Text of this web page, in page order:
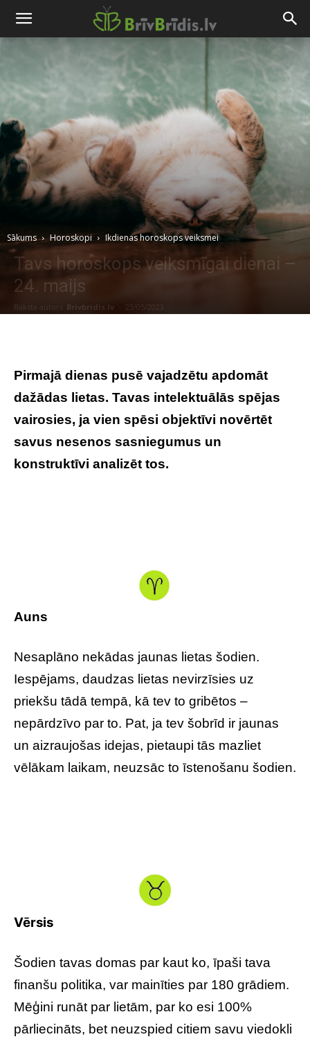
Sākums Horoskopi Ikdienas horoskops veiksmei
Tavs horoskops veiksmīgai dienai –
24. maijs
Raksta autors Brivbridis.lv 23/05/2023
Pirmajā dienas pusē vajadzētu apdomāt
dažādas lietas. Tavas intelektuālās spējas
vairosies, ja vien spēsi objektīvi novērtēt
savus nesenos sasniegumus un
konstruktīvi analizēt tos.
Auns
Nesaplāno nekādas jaunas lietas šodien.
Iespējams, daudzas lietas nevirzīsies uz
priekšu tādā tempā, kā tev to gribētos –
nepārdzīvo par to. Pat, ja tev šobrīd ir jaunas
un aizraujošas idejas, pietaupi tās mazliet
vēlākam laikam, neuzsāc to īstenošanu šodien.
Vērsis
Šodien tavas domas par kaut ko, īpaši tava
finanšu politika, var mainīties par 180 grādiem.
Mēģini runāt par lietām, par ko esi 100%
pārliecināts, bet neuzspied citiem savu viedokli